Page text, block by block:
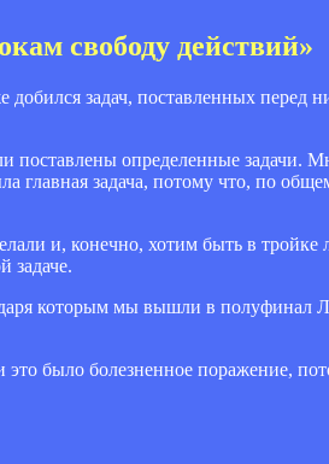
свободу действий»
задач, поставленных перед
поставлены определенные задачи.
главная задача, потому что, по
и, конечно, хотим быть в
задаче.
которым мы вышли в полуфинал
было болезненное поражение,